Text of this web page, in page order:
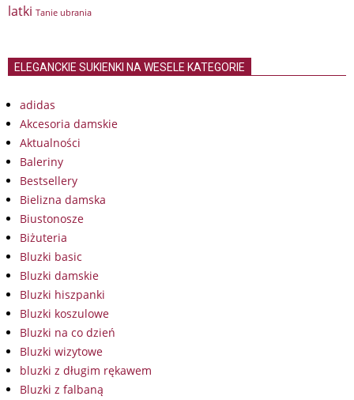
latki Tanie ubrania
ELEGANCKIE SUKIENKI NA WESELE KATEGORIE
adidas
Akcesoria damskie
Aktualności
Baleriny
Bestsellery
Bielizna damska
Biustonosze
Biżuteria
Bluzki basic
Bluzki damskie
Bluzki hiszpanki
Bluzki koszulowe
Bluzki na co dzień
Bluzki wizytowe
bluzki z długim rękawem
Bluzki z falbaną